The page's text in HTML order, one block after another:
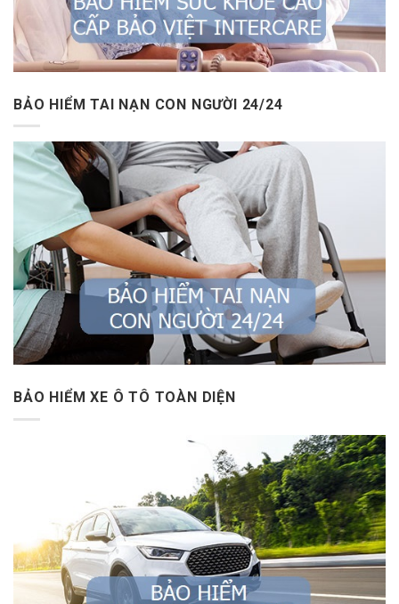
BẢO HIỂM TAI NẠN CON NGƯỜI 24/24
BẢO HIỂM XE Ô TÔ TOÀN DIỆN